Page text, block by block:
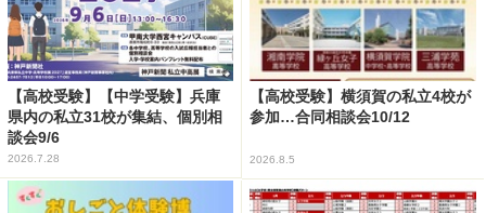
【高校受験】【中学受験】兵庫
県内の私立31校が集結、個別相
談会9/6
2026.7.28
【高校受験】横須賀の私立4校が
参加…合同相談会10/12
2026.8.5